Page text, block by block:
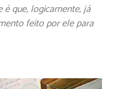
é que, logicamente, já
feito por ele para